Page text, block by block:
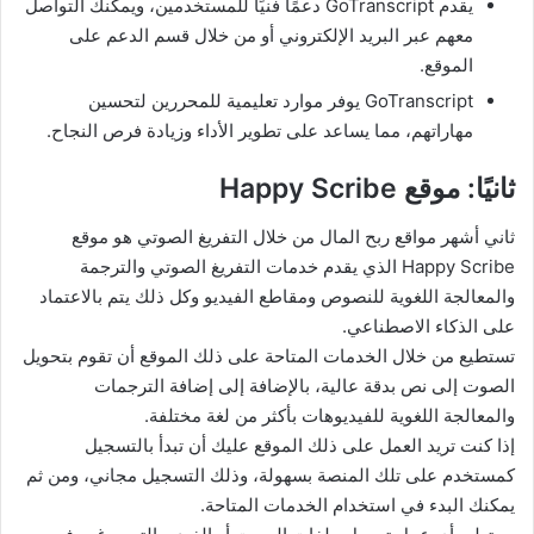
يقدم GoTranscript دعمًا فنيًا للمستخدمين، ويمكنك التواصل
معهم عبر البريد الإلكتروني أو من خلال قسم الدعم على
الموقع.
GoTranscript يوفر موارد تعليمية للمحررين لتحسين
مهاراتهم، مما يساعد على تطوير الأداء وزيادة فرص النجاح.
ثانيًا: موقع Happy Scribe
ثاني أشهر مواقع ربح المال من خلال التفريغ الصوتي هو موقع
Happy Scribe الذي يقدم خدمات التفريغ الصوتي والترجمة
والمعالجة اللغوية للنصوص ومقاطع الفيديو وكل ذلك يتم بالاعتماد
على الذكاء الاصطناعي.
تستطيع من خلال الخدمات المتاحة على ذلك الموقع أن تقوم بتحويل
الصوت إلى نص بدقة عالية، بالإضافة إلى إضافة الترجمات
والمعالجة اللغوية للفيديوهات بأكثر من لغة مختلفة.
إذا كنت تريد العمل على ذلك الموقع عليك أن تبدأ بالتسجيل
كمستخدم على تلك المنصة بسهولة، وذلك التسجيل مجاني، ومن ثم
يمكنك البدء في استخدام الخدمات المتاحة.